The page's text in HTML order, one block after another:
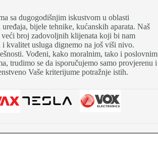
dugogodišnjim iskustvom u oblasti
bijele tehnike, kućanskih aparata. Naš
broj zadovoljnih klijenata koji bi nam
kvalitet usluga dignemo na još viši nivo.
Vođeni, kako moralnim, tako i poslovnim
trudimo se da isporučujemo samo provjerenu i
Vaše kriterijume potražnje istih.